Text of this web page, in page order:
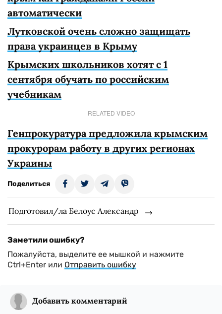
автоматически
Лутковской очень сложно защищать
права украинцев в Крыму
Крымских школьников хотят с 1
сентября обучать по российским
учебникам
RELATED VIDEO
Генпрокуратура предложила крымским
прокурорам работу в других регионах
Украины
Поделиться
Подготовил/ла Белоус Александр
Заметили ошибку?
Пожалуйста, выделите ее мышкой и нажмите
Ctrl+Enter или Отправить ошибку
Добавить комментарий